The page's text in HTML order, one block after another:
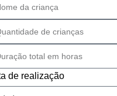
de realização